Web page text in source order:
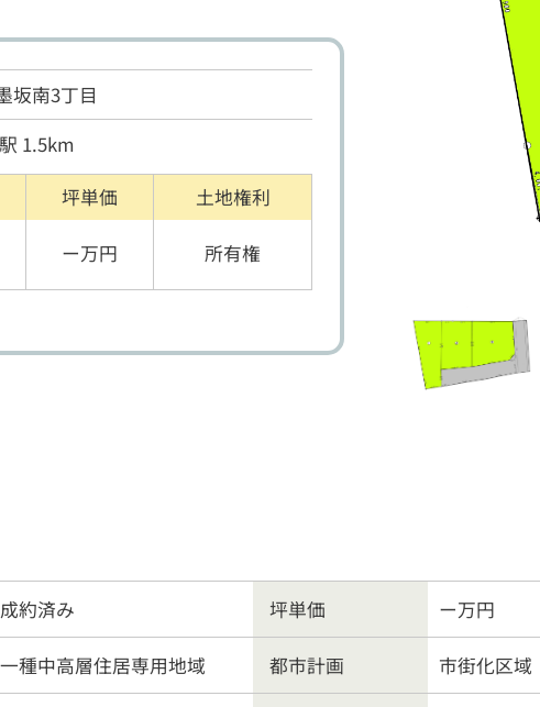
坂南3丁目
1.5km
坪単価
土地権利
ー万円 所有権
約済み 坪単価 ー万円
種中高層住居専用地域 都市計画 市街化区域
住宅 売り土地 マンショ
を売る サポート業務 行政書士